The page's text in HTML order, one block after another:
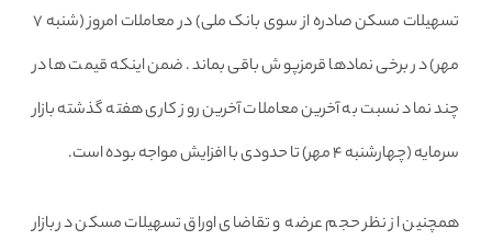
تسهیلات مسکن صادره از سوی بانک ملی) در معاملات امروز (شنبه ۷
مهر) در برخی نمادها قرمزپوش باقی بماند. ضمن اینکه قیمت ها در
چند نماد نسبت به آخرین معاملات آخرین روز کاری هفته گذشته بازار
سرمایه (چهارشنبه ۴ مهر) تا حدودی با افزایش مواجه بوده است.
همچنین از نظر حجم عرضه و تقاضای اوراق تسهیلات مسکن در بازار